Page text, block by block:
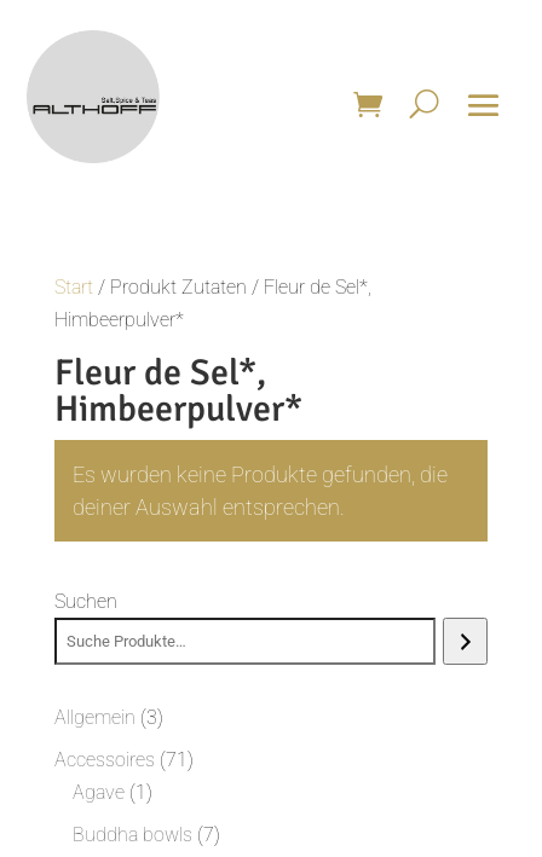
Start/ Produkt Zutaten / Fleur de Sel*,
Himbeerpulver*
Fleur de Sel*,
Himbeerpulver*
Es wurden keine Produkte gefunden, die
deiner Auswahl entsprechen.
Suchen
Allgemein 33
Produkte
Accessoires 7171
Agave 11
Produkt
Buddha bowls 77